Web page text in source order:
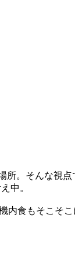
。そんな視
中。
食もそこそ